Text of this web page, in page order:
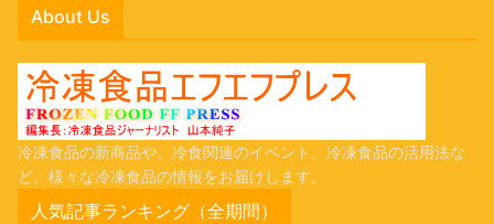
About Us
冷凍食品の新商品や、冷食関連のイベント、冷凍食品の活用法な
ど、様々な冷凍食品の情報をお届けします。
人気記事ランキング（全期間）